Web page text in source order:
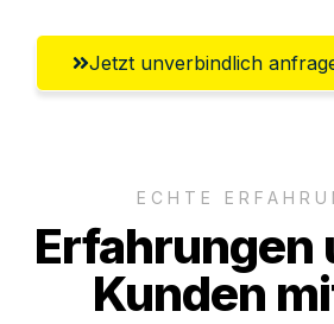
Jetzt unverbindlich
ECHTE
Erfahrungen
Kunden